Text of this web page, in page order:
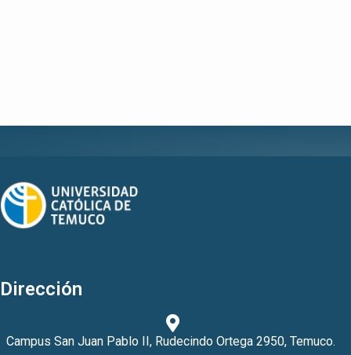
Dirección
Campus San Juan Pablo II, Rudecindo Ortega 2950, Temuco.